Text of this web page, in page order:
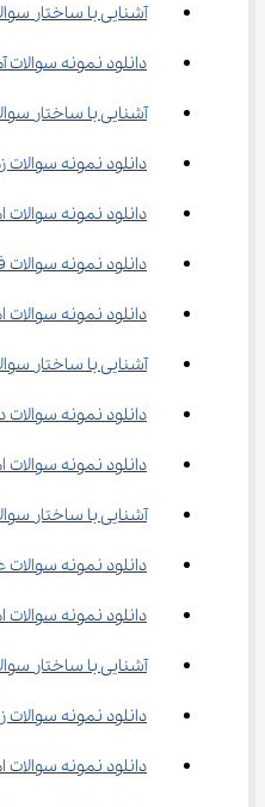
آشنایی با ساختار
دانلود نمونه سوالات
آشنایی با ساختار
دانلود نمونه سوالات زمین‌شناسی
دانلود نمونه سوالات امتحانی
دانلود نمونه
دانلود نمونه
آشنایی با ساختار
دانلود نمونه
دانلود نمونه
آشنایی با ساختار
دانلود نمونه
دانلود نمونه
آشنایی با ساختار
دانلود نمونه سوالات زبان
دانلود نمونه